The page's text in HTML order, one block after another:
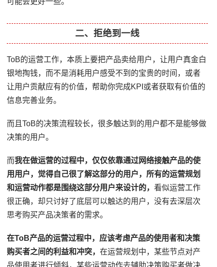
二、拒绝到一线
ToB的运营工作，本质上要把产品卖给用户，让用户真金白
银地掏钱，而不是消耗用户感受不到的宝贵的时间，或者
让用户贡献应有的价值，帮助你完成KPI或者获取有价值的
信息完善业务。
而且ToB的决策流程较长，很多触达到的用户都不是能够做
决策的用户。
而我在做运营的过程中，仅仅依靠通过网络接触产品的使
用用户，觉得自己很了解这部分的用户，所有的运营规划
和运营动作都是围绕这部分用户来设计的，看似运营工作
很正确，却只讨好了底层可以触达的用户，没有去深层次
思考购买产品决策者的需求。
在ToB产品的运营过程中，应该考虑产品的使用者和决策
购买者之间的利益和冲突，在运营规划中，某些节点对产
品使用者进行倾斜，某些运营动作去辅助决策购买者做决